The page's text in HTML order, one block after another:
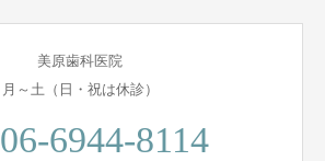
美原歯科医院
月～土（日・祝は休診）
06-6944-8114